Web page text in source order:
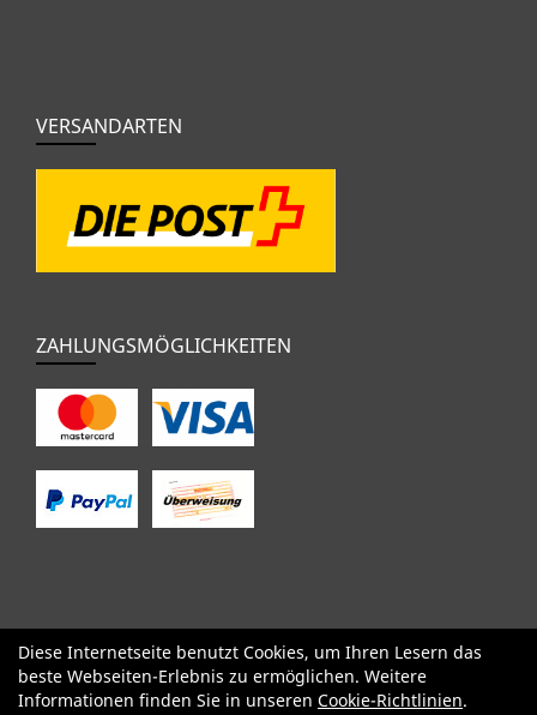
VERSANDARTEN
ZAHLUNGSMÖGLICHKEITEN
SALE Specialized Factor Cervélo BMC Orbea
Yeti
Pinarello
OPEN Kids / BMX Komponenten
Bekleidung
Diese Internetseite benutzt Cookies, um Ihren Lesern das
beste Webseiten-Erlebnis zu ermöglichen. Weitere
Informationen finden Sie in unseren Cookie-Richtlinien.